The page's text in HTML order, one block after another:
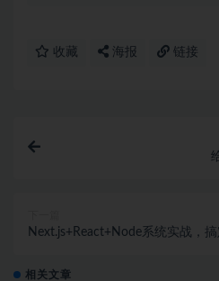
收藏 海报 链接
Next.js+React+Node系统实战，
相关文章